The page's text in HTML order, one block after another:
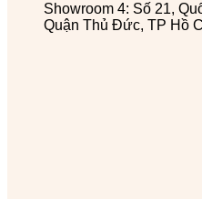
Showroom 4: Số 21,
Quận Thủ Đức, TP Hồ